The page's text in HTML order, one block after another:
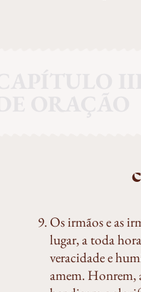
Os irmãos e as
lugar, a toda
veracidade e
amem. Honrem,